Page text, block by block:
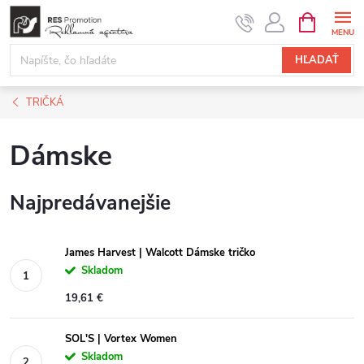
Prejsť
obsah
HĽADAŤ
KOŠÍK
TRIČKÁ
Dámske
Najpredávanejšie
James Harvest | Walcott Dámske tričko
Skladom
19,61 €
SOL'S | Vortex Women
Skladom